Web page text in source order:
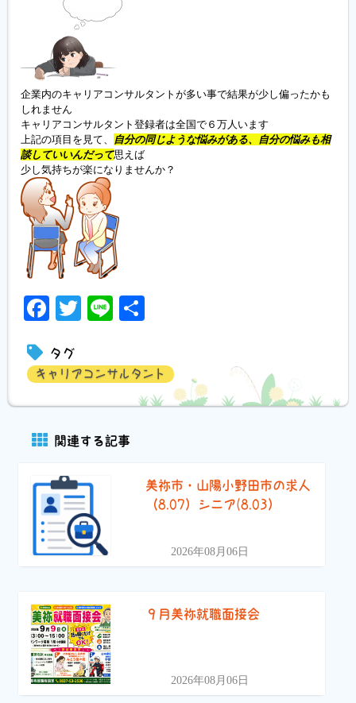
企業内のキャリアコンサルタントが多い事で結果が少し偏ったかも
しれません
キャリアコンサルタント登録者は全国で６万人います
上記の項目を見て、 自分の同じような悩みがある、自分の悩みも相
談していいんだって思えば
Facebook
Twitter
Line
タグ
キャリアコンサルタント
関連する記事
美祢市・山陽小野田市の求人
（8.07）シニア(8.03）
2026年08月06日
９月美祢就職面接会
2026年08月06日